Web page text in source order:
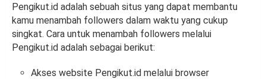
Pengikut.id adalah sebuah situs yang dapat membantu
kamu menambah followers dalam waktu yang cukup
singkat. Cara untuk menambah followers melalui
Pengikut.id adalah sebagai berikut:
Akses website Pengikut.id melalui browser